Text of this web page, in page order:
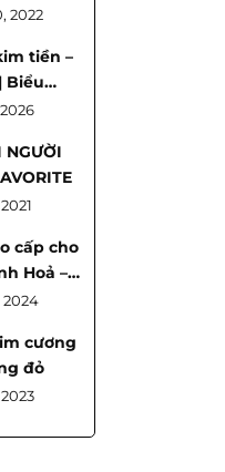
2022
tiền –
Biểu
và vẻ
NGƯỜI
cấp cho
Hoả – Ý
thủy
2024
cương
đỏ